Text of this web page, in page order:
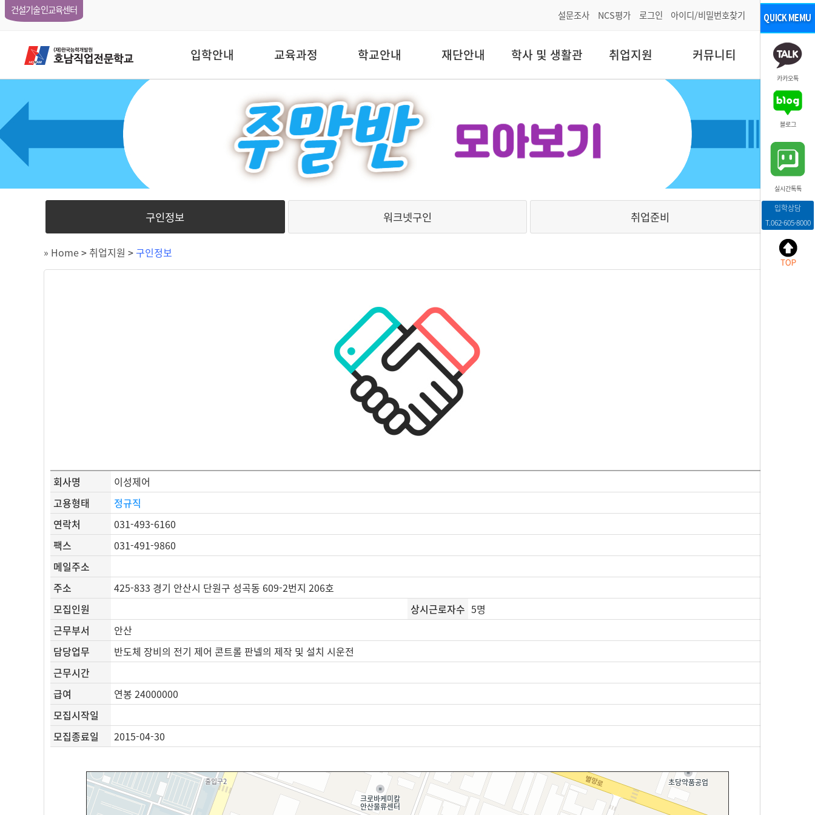
건설기술인교육센터 설문조사 NCS평가 로그인 아이디/비밀번호찾기
입학안내 교육과정 학교안내 재단안내 학사 및 생활관 취업지원 커뮤니티
구인정보 워크넷구인 취업준비
» Home> 취업지원 >구인정보
회사명
이성제어
고용형태
정규직
연락처
031-493-6160
팩스
031-491-9860
메일주소
주소
425-833 경기 안산시 단원구 성곡동 609-2번지 206호
모집인원
상시근로자수 5명
근무부서
안산
담당업무
반도체 장비의 전기 제어 콘트롤 판넬의 제작 및 설치 시운전
근무시간
급여
연봉 24000000
모집시작일
모집종료일
2015-04-30
카카오톡
블로그
실시간톡톡
입학상담
T.062-605-8000